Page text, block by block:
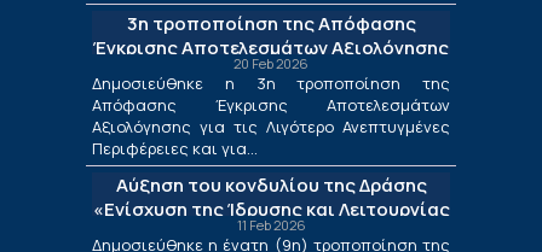
3η τροποποίηση της Απόφασης
Έγκρισης Αποτελεσμάτων Αξιολόγησης
για τις Λιγότερο Ανεπτυγμένες
Περιφέρειες και για τις Περιφέρειες
Μετάβασης στο πλαίσιο της Δράσης
«Ενίσχυση της Ίδρυσης και Λειτουργίας
Νέων Μικρομεσαίων Τουριστικών
Επιχειρήσεων»
20 Feb 2026
Δημοσιεύθηκε η 3η τροποποίηση της
Απόφασης Έγκρισης Αποτελεσμάτων
Αξιολόγησης για τις Λιγότερο Ανεπτυγμένες
Περιφέρειες και για...
Αύξηση του κονδυλίου της Δράσης
«Ενίσχυση της Ίδρυσης και Λειτουργίας
Νέων Μικρομεσαίων Τουριστικών
11 Feb 2026
Δημοσιεύθηκε η ένατη (9η) τροποποίηση της